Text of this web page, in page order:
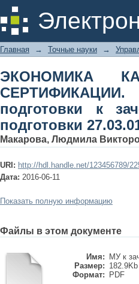
ЭКОНОМИКА
Методические
подготовки
Главная → Точные науки →
ЭКОНОМИКА
подготовки к
подготовки
Макарова, Людмила
URI: http://hdl.handle.net/123456789/
Дата: 2016-06-11
Показать полную информацию
Файлы в этом документе
Имя:
МУ к
Размер: 182.9Kb
Формат:
PDF